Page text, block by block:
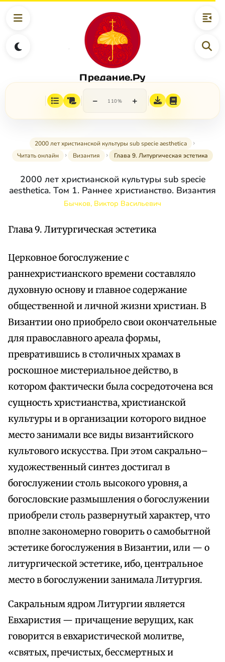
Предание.Ру
− 110% +
2000 лет христианской культуры sub specie aesthetica
Читать онлайн
Византия Глава 9. Литургическая эстетика
2000 лет христианской культуры sub specie
aesthetica. Том 1. Раннее христианство. Византия
Бычков, Виктор Васильевич
Глава 9. Литургическая эстетика
Церковное богослужение с
раннехристианского времени составляло
духовную основу и главное содержание
общественной и личной жизни христиан. В
Византии оно приобрело свои окончательные
для православного ареала формы,
превратившись в столичных храмах в
роскошное мистериальное действо, в
котором фактически была сосредоточена вся
сущность христианства, христианской
культуры и в организации которого видное
место занимали все виды византийского
культового искусства. При этом сакрально–
художественный синтез достигал в
богослужении столь высокого уровня, а
богословские размышления о богослужении
приобрели столь развернутый характер, что
вполне закономерно говорить о самобытной
эстетике богослужения в Византии, или — о
литургической эстетике, ибо, центральное
место в богослужении занимала Литургия.
Сакральным ядром Литургии является
Евхаристия — причащение верущих, как
говорится в евхаристической молитве,
«святых, пречистых, бессмертных и